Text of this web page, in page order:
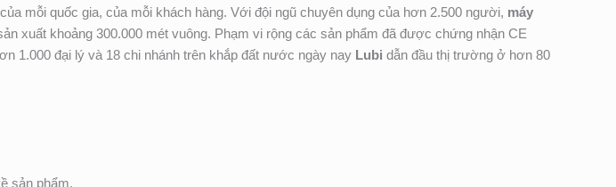
mỗi quốc gia, của mỗi khách hàng. Với đội ngũ chuyên dụng của hơn 2.500 người, máy
xuất khoảng 300.000 mét vuông. Phạm vi rộng các sản phẩm đã được chứng nhận CE
1.000 đại lý và 18 chi nhánh trên khắp đất nước ngày nay Lubi dẫn đầu thị trường ở hơn 80
sản phẩm.